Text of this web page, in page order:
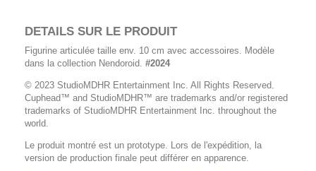
DETAILS SUR LE PRODUIT
Figurine articulée taille env. 10 cm avec accessoires. Modèle
dans la collection Nendoroid. #2024
© 2023 StudioMDHR Entertainment Inc. All Rights Reserved.
Cuphead™ and StudioMDHR™ are trademarks and/or registered
trademarks of StudioMDHR Entertainment Inc. throughout the
world.
Le produit montré est un prototype. Lors de l'expédition, la
version de production finale peut différer en apparence.